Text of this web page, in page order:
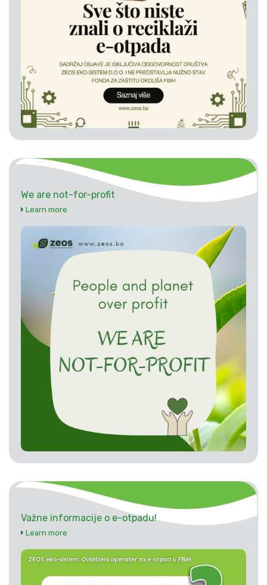
We are not-for-profit
Learn more
Važne informacije o e-otpadu!
Learn more